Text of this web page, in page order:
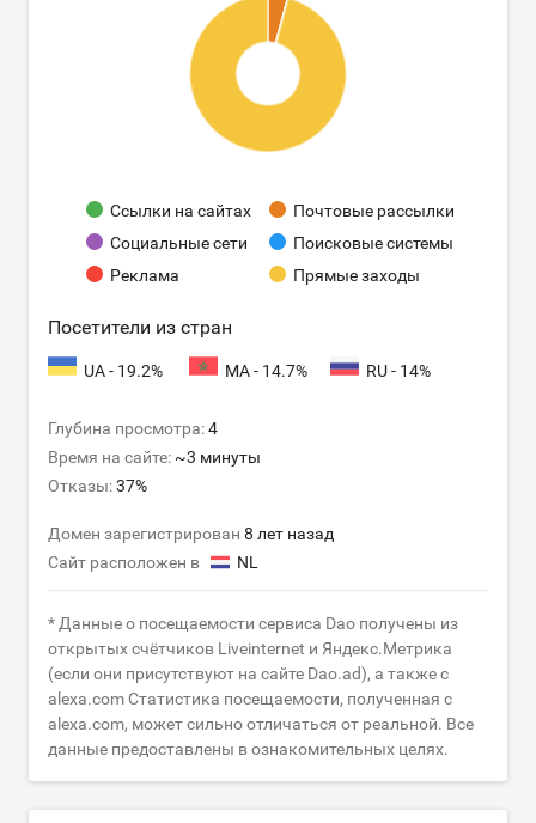
Ссылки на сайтах
Почтовые рассылки
Социальные сети
Поисковые системы
Реклама
Прямые заходы
Посетители из стран
UA - 19.2% MA - 14.7% RU - 14%
Глубина просмотра:4
Время на сайте: ~3 минуты
Отказы:37%
Домен зарегистрирован 8 лет назад
Сайт расположен в
NL
* Данные о посещаемости сервиса Dao получены из
открытых счётчиков Liveinternet и Яндекс.Метрика
(если они присутствуют на сайте Dao.ad), а также с
alexa.com Статистика посещаемости, полученная с
alexa.com, может сильно отличаться от реальной. Все
данные предоставлены в ознакомительных целях.